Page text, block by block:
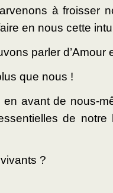
à froisser
en nous cette
parler d’Amour
que nous !
avant de nous-
de notre
?